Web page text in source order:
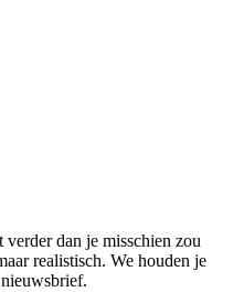
dan je misschien zou
realistisch. We houden je